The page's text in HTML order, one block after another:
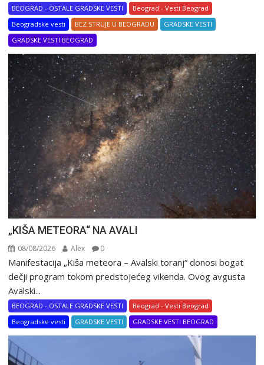
BEOGRAD - OSTALE GRADSKE VESTI
Beograd - Vesti Beograd
Beogradske vesti
BEZ STRUJE U BEOGRADU
GRADSKE VESTI
GRADSKE VESTI BEOGRAD
„KIŠA METEORA“ NA AVALI
08/08/2026 Alex 0
Manifestacija „Kiša meteora – Avalski toranj“ donosi bogat
dečji program tokom predstojećeg vikenda. Ovog avgusta
Avalski...
BEOGRAD - OSTALE GRADSKE VESTI
Beograd - Vesti Beograd
Beogradske vesti
GRADSKE VESTI GRADSKE VESTI BEOGRAD